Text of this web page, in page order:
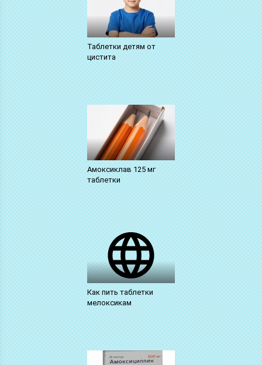
Таблетки детям от
цистита
Амоксиклав 125 мг
таблетки
Как пить таблетки
мелоксикам